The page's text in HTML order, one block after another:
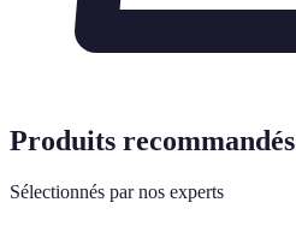
Produits recommandés
Sélectionnés par nos experts